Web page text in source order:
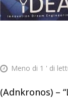
Meno di 1 ' di
(Adnkronos) –